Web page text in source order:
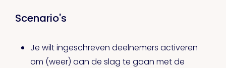
Scenario's
Je wilt ingeschreven deelnemers activeren
om (weer) aan de slag te gaan met de